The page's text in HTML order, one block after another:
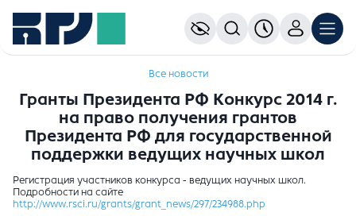
Все новости
Гранты Президента РФ Конкурс 2014 г.
на право получения грантов
Президента РФ для государственной
поддержки ведущих научных школ
Регистрация участников конкурса - ведущих научных школ.
Подробности на сайте
http://www.rsci.ru/grants/grant_news/297/234988.php